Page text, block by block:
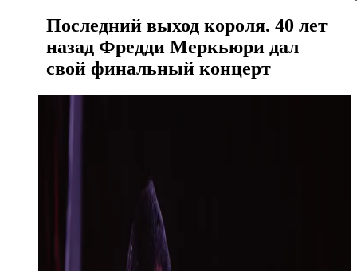
Последний выход короля. 40 лет
назад Фредди Меркьюри дал
свой финальный концерт